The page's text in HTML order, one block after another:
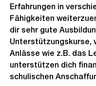
Erfahrungen in
Fähigkeiten
dir sehr gute
Unterstützungskurse,
Anlässe wie z.B. das
unterstützen dich
schulischen